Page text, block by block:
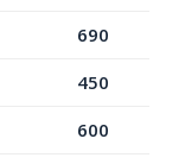
690
450
600